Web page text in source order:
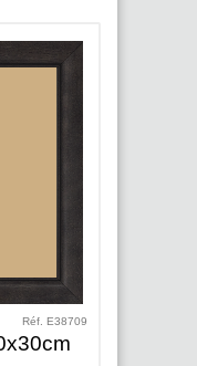
Réf. E38709